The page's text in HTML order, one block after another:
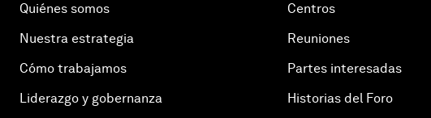
Quiénes somos
Nuestra estrategia
Cómo trabajamos
Liderazgo y gobernanza
Centros
Reuniones
Partes interesadas
Historias del Foro